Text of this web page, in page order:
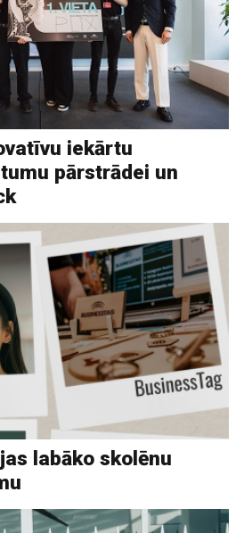
iekārtu
pārstrādei un
labāko skolēnu